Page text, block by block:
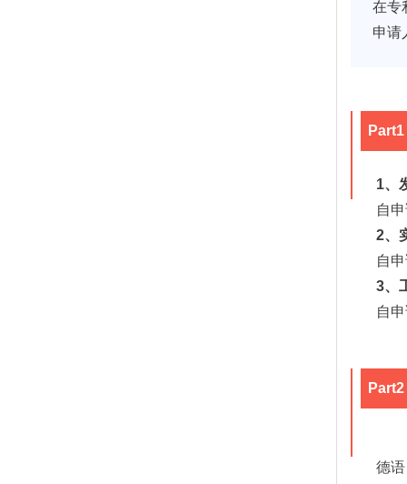
在专
申请
1、
自
2、
自
3、
自
德语